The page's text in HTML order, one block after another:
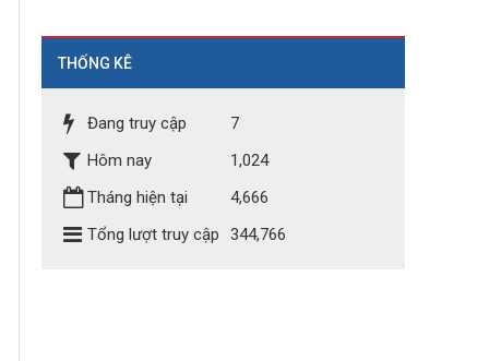
THỐNG KÊ
Đang truy cập
7
Hôm nay
1,024
Tháng hiện tại
4,666
Tổng lượt truy cập
344,766